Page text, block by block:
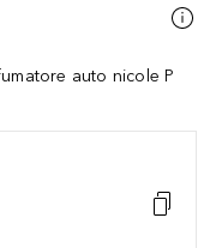
auto nicole P